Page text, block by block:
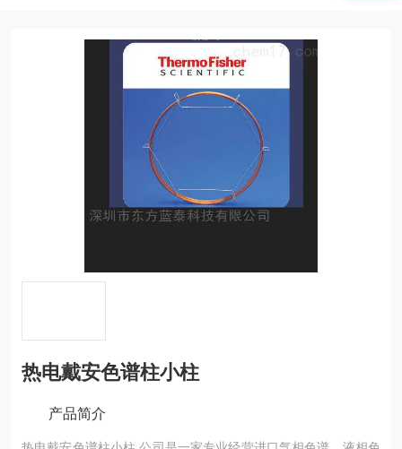
热电戴安色谱柱小柱
产品简介